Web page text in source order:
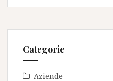
Categorie
Aziende